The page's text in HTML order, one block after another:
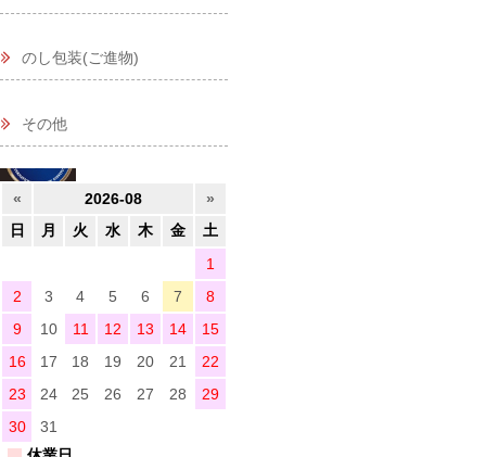
のし包装(ご進物)
その他
« 2026-08
»
日
月 火 水 木 金
土
1
2
3 4 5 6 7
8
9
10 11 12 13 14
15
16
17 18 19 20 21
22
23
24 25 26 27 28
29
30
31